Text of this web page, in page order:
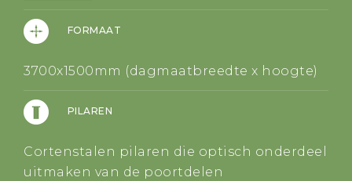
FORMAAT
3700x1500mm (dagmaatbreedte x hoogte)
PILAREN
Cortenstalen pilaren die optisch onderdeel
uitmaken van de poortdelen